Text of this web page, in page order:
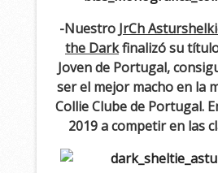
-Nuestro JrCh
the Darkfinalizó su
Joven de Portugal,
ser el mejor macho en la
Collie Clube de Portugal.
2019 a competir en las